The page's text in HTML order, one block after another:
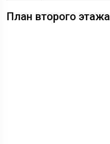
План второго этажа